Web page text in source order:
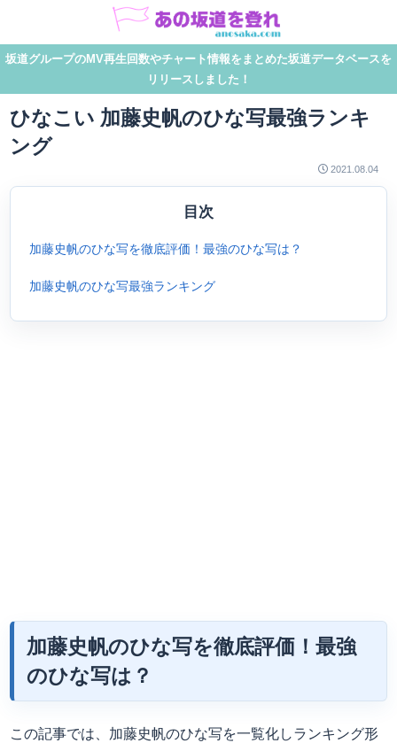
坂道グループのMV再生回数やチャート情報をまとめた坂道データベースを
リリースしました！
ひなこい 加藤史帆のひな写最強ランキ
ング
2021.08.04
目次
加藤史帆のひな写を徹底評価！最強のひな写は？
加藤史帆のひな写最強ランキング
加藤史帆のひな写を徹底評価！最強
のひな写は？
この記事では、加藤史帆のひな写を一覧化しランキング形